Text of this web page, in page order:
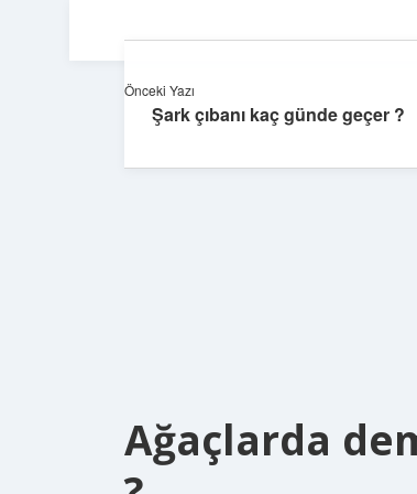
Ağaçlarda
Önceki Yazı
Şark çıbanı kaç günde geçer ?